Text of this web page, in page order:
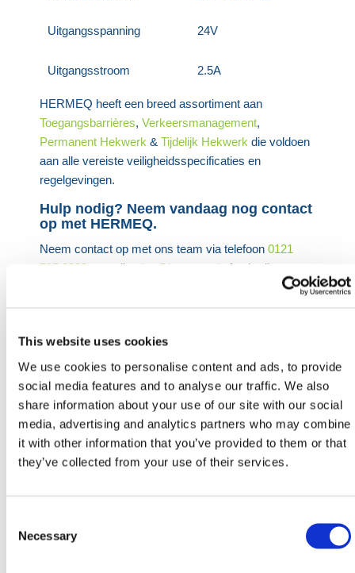
This website uses cookies
We use cookies to personalise content and ads, to provide
social media features and to analyse our traffic. We also
share information about your use of our site with our social
media, advertising and analytics partners who may combine
it with other information that you’ve provided to them or that
they’ve collected from your use of their services.
Selection
Necessary
Uitgangsspanning 24V
Uitgangsstroom 2.5A
HERMEQ heeft een breed assortiment aan
Toegangsbarrières,Verkeersmanagement,
Permanent Hekwerk &Tijdelijk Hekwerk die voldoen
aan alle vereiste veiligheidsspecificaties en
regelgevingen.
Hulp nodig? Neem vandaag nog contact
op met HERMEQ.
Neem contact op met ons team via telefoon0121
725 2338 , e-mail sales@hermeq.nl of gebruik onze
live chat functie tussen 8:00 en 17:00 uur voor hulp
Heb je nog hulp nodig? Neem dan
contact op met HERMEQ.
Neem contact op door te e-mailen
naarsales@hermeq.nlof bel ons tussen 9:00 en
17:00 op+31 202417011